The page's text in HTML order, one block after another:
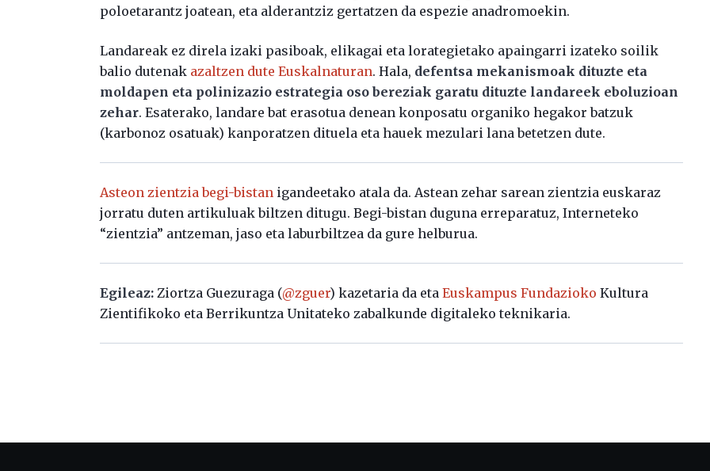
poloetarantz joatean, eta alderantziz gertatzen da espezie anadromoekin.
Landareak ez direla izaki pasiboak, elikagai eta lorategietako apaingarri izateko soilik
balio dutenak azaltzen dute Euskalnaturan. Hala, defentsa mekanismoak dituzte eta
moldapen eta polinizazio estrategia oso bereziak garatu dituzte landareek eboluzioan
zehar. Esaterako, landare bat erasotua denean konposatu organiko hegakor batzuk
(karbonoz osatuak) kanporatzen dituela eta hauek mezulari lana betetzen dute.
Asteon zientzia begi-bistan igandeetako atala da. Astean zehar sarean zientzia euskaraz
jorratu duten artikuluak biltzen ditugu. Begi-bistan duguna erreparatuz, Interneteko
“zientzia” antzeman, jaso eta laburbiltzea da gure helburua.
Egileaz: Ziortza Guezuraga (@zguer) kazetaria da etaEuskampus Fundazioko Kultura
Zientifikoko eta Berrikuntza Unitateko zabalkunde digitaleko teknikaria.